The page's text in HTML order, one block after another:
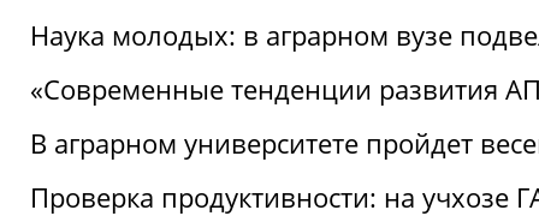
Наука молодых: в аграрном вузе
«Современные тенденции развития
В аграрном университете пройдет
Проверка продуктивности: на учхозе